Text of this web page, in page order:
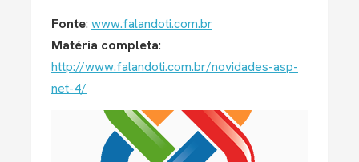
Fonte: www.falandoti.com.br
Matéria completa:
http://www.falandoti.com.br/novidades-asp-
net-4/